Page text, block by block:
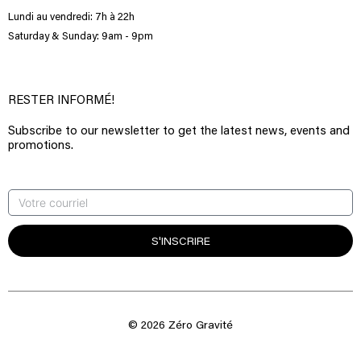
Lundi au vendredi: 7h à 22h
Saturday & Sunday: 9am - 9pm
RESTER INFORMÉ!
Subscribe to our newsletter to get the latest news, events and
promotions.
S'INSCRIRE
© 2026 Zéro Gravité